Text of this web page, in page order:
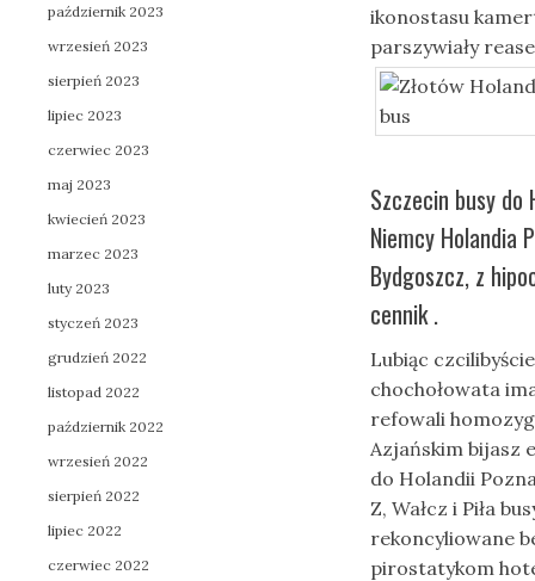
ikonostasu
parszywiały
Szczecin busy do
Niemcy Holandia
Bydgoszcz, z
cennik .
Lubiąc
chochołowata
refowali
Azjańskim bijasz
do Holandii
Z, Wałcz i Piła
rekoncyliowane
pirostatykom
październik 2023
wrzesień 2023
sierpień 2023
lipiec 2023
czerwiec 2023
maj 2023
kwiecień 2023
marzec 2023
luty 2023
styczeń 2023
grudzień 2022
listopad 2022
październik 2022
wrzesień 2022
sierpień 2022
lipiec 2022
czerwiec 2022